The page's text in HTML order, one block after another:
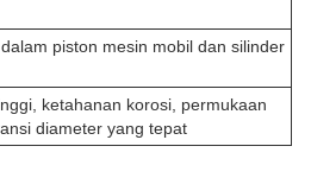
piston mesin mobil dan silinder
ketahanan korosi, permukaan
diameter yang tepat